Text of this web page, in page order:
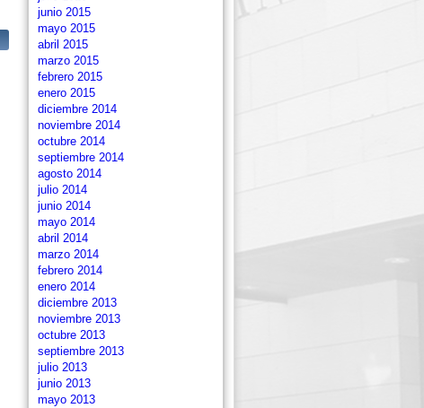
junio 2015
mayo 2015
abril 2015
marzo 2015
febrero 2015
enero 2015
diciembre 2014
noviembre 2014
octubre 2014
septiembre 2014
agosto 2014
julio 2014
junio 2014
mayo 2014
abril 2014
marzo 2014
febrero 2014
enero 2014
diciembre 2013
noviembre 2013
octubre 2013
septiembre 2013
julio 2013
junio 2013
mayo 2013